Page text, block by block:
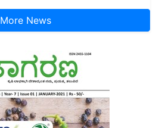
More News